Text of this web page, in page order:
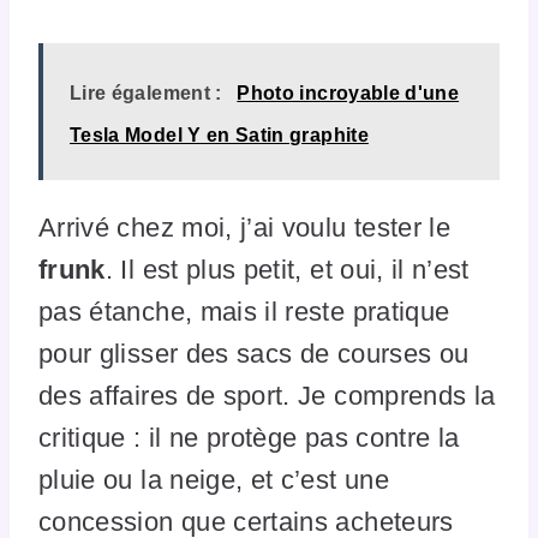
Lire également : Photo incroyable d'une
Tesla Model Y en Satin graphite
Arrivé chez moi, j’ai voulu tester le
frunk. Il est plus petit, et oui, il n’est
pas étanche, mais il reste pratique
pour glisser des sacs de courses ou
des affaires de sport. Je comprends la
critique : il ne protège pas contre la
pluie ou la neige, et c’est une
concession que certains acheteurs